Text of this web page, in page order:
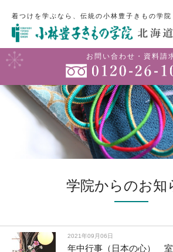
着つけを学ぶなら、伝統の小林豊子きもの学院
お問い合わせ・資料請
学院からのお知
2021年09月06日
年中行事（日本の心）